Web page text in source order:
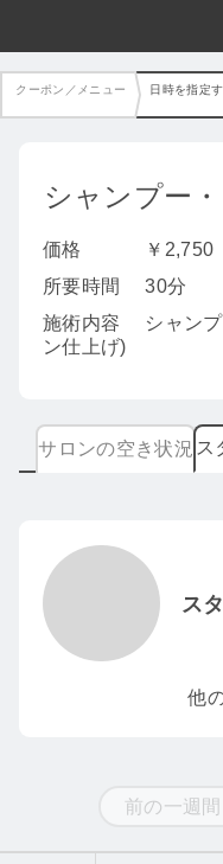
クーポン／メニュー 日時を指定
シャンプー
価格
￥2,750
所要時間
30分
施術内容
シャン
ン仕上げ)
サロンの空き状況 ス
ス
他
前の一週間